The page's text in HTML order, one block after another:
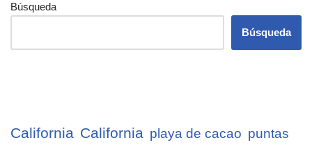
Búsqueda
Búsqueda
California California playa de cacao puntas